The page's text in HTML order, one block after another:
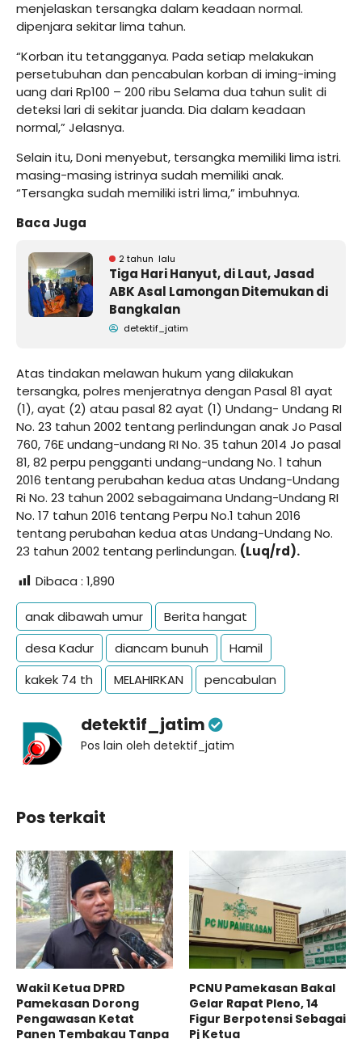
menjelaskan tersangka dalam keadaan normal.
dipenjara sekitar lima tahun.
“Korban itu tetangganya. Pada setiap melakukan
persetubuhan dan pencabulan korban di iming-iming
uang dari Rp100 – 200 ribu Selama dua tahun sulit di
deteksi lari di sekitar juanda. Dia dalam keadaan
normal,” Jelasnya.
Selain itu, Doni menyebut, tersangka memiliki lima istri.
masing-masing istrinya sudah memiliki anak.
“Tersangka sudah memiliki istri lima,” imbuhnya.
Baca Juga
2 tahun lalu
Tiga Hari Hanyut, di Laut, Jasad
ABK Asal Lamongan Ditemukan di
Bangkalan
detektif_jatim
Atas tindakan melawan hukum yang dilakukan
tersangka, polres menjeratnya dengan Pasal 81 ayat
(1), ayat (2) atau pasal 82 ayat (1) Undang- Undang RI
No. 23 tahun 2002 tentang perlindungan anak Jo Pasal
760, 76E undang-undang RI No. 35 tahun 2014 Jo pasal
81, 82 perpu pengganti undang-undang No. 1 tahun
2016 tentang perubahan kedua atas Undang-Undang
Ri No. 23 tahun 2002 sebagaimana Undang-Undang RI
No. 17 tahun 2016 tentang Perpu No.1 tahun 2016
tentang perubahan kedua atas Undang-Undang No.
23 tahun 2002 tentang perlindungan. (Luq/rd).
Dibaca : 1,890
anak dibawah umur
Berita hangat
desa Kadur
diancam bunuh
Hamil
kakek 74 th
MELAHIRKAN pencabulan
detektif_jatim
Pos lain oleh detektif_jatim
Pos terkait
Wakil Ketua DPRD
Pamekasan Dorong
Pengawasan Ketat
Panen Tembakau Tanpa
PCNU Pamekasan Bakal
Gelar Rapat Pleno, 14
Figur Berpotensi Sebagai
Pj Ketua